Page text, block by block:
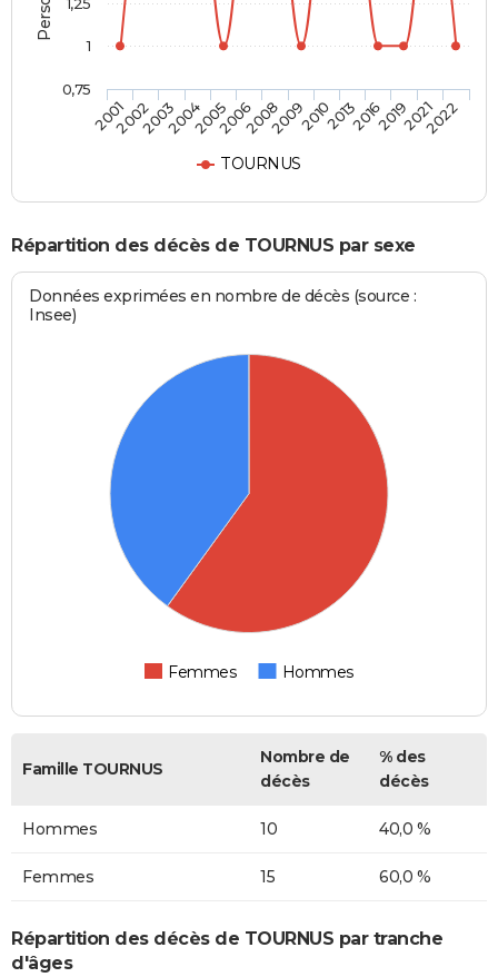
TOURNUS
20012002200320042005200620082009201020132016201920212022
0,75
1
1,25
Répartition des décès de TOURNUS par sexe
Données exprimées en nombre de décès (source :
Insee)
Femmes Hommes
Famille TOURNUS
Nombre de
décès
% des
décès
Hommes 10 40,0 %
Femmes 15 60,0 %
Répartition des décès de TOURNUS par tranche
d'âges